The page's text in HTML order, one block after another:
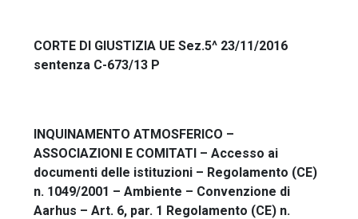
CORTE DI GIUSTIZIA UE Sez.5^ 23/11/2016
sentenza C-673/13 P
INQUINAMENTO ATMOSFERICO –
ASSOCIAZIONI E COMITATI – Accesso ai
documenti delle istituzioni – Regolamento (CE)
n. 1049/2001 – Ambiente – Convenzione di
Aarhus – Art. 6, par. 1 Regolamento (CE) n.